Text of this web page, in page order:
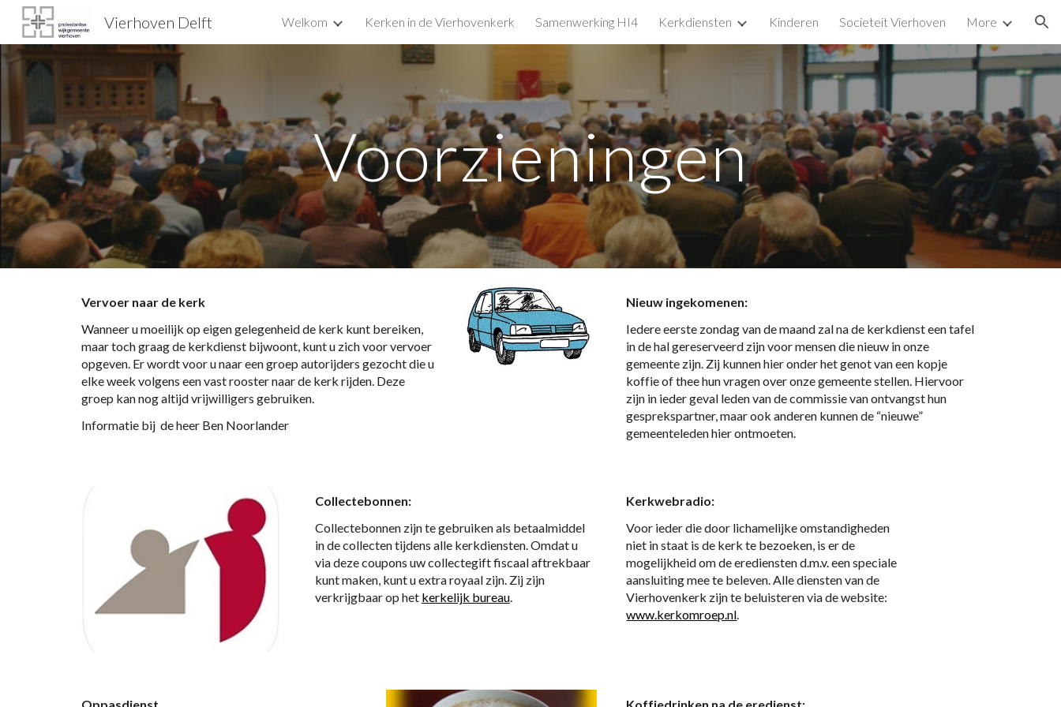
Skip to main content Skip to navigation
Vierhoven Delft Welkom Kerken in de Vierhovenkerk Samenwerking HI4 Kerkdiensten Kinderen Societeit Vierhoven More
Voorzieningen
Vervoer naar de kerk
Wanneer u moeilijk op eigen gelegenheid de kerk kunt bereiken,
maar toch graag de kerkdienst bijwoont, kunt u zich voor vervoer
opgeven. Er wordt voor u naar een groep autorijders gezocht die u
elke week volgens een vast rooster naar de kerk rijden. Deze
groep kan nog altijd vrijwilligers gebruiken.
Informatie bij  de heer Ben Noorlander
Nieuw ingekomenen:
Iedere eerste zondag van de maand zal na de kerkdienst een tafel
in de hal gereserveerd zijn voor mensen die nieuw in onze
gemeente zijn. Zij kunnen hier onder het genot van een kopje
koffie of thee hun vragen over onze gemeente stellen. Hiervoor
zijn in ieder geval leden van de commissie van ontvangst hun
gesprekspartner, maar ook anderen kunnen de “nieuwe”
gemeenteleden hier ontmoeten.
Collectebonnen:
Collectebonnen zijn te gebruiken als betaalmiddel
in de collecten tijdens alle kerkdiensten. Omdat u
via deze coupons uw collectegift fiscaal aftrekbaar
kunt maken, kunt u extra royaal zijn. Zij zijn
verkrijgbaar op het kerkelijk bureau.
Kerkwebradio:
Voor ieder die door lichamelijke omstandigheden
niet in staat is de kerk te bezoeken, is er de
mogelijkheid om de erediensten d.m.v. een speciale
aansluiting mee te beleven. Alle diensten van de
www.kerkomroep.nl.